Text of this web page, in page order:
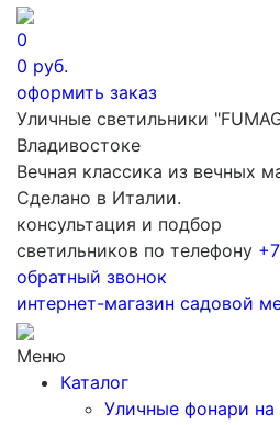
0
0 руб.
оформить заказ
Уличные светильники
Владивостоке
Вечная классика из вечных
Сделано в Италии.
консультация и подбор
светильников по телефону
обратный звонок
интернет-магазин садовой
Меню
Каталог
Уличные фонари на